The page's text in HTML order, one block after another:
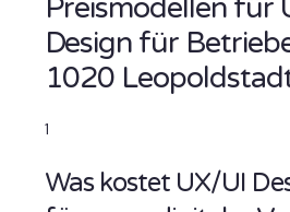
Preismodellen für
Design für
1020
1
Was kostet UX/UI